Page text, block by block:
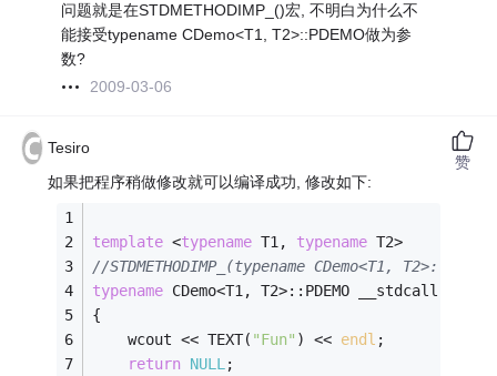
问题就是在STDMETHODIMP_()宏, 不明白为什么不
能接受typename CDemo<T1, T2>::PDEMO做为参
数?
2009-03-06
Tesiro
如果把程序稍做修改就可以编译成功, 修改如下:
template <typename T1, typename T2>
//STDMETHODIMP_(typename CDemo<T1,
typename CDemo<T1, T2>::PDEMO __stdcall
{
    wcout << TEXT(
"Fun" ) << endl ;
return NULL;
赞